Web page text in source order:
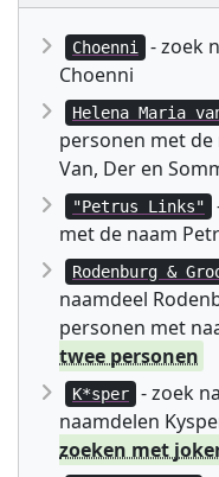
Choenni
- zoek
Choenni
Helena Maria
personen met de
Van, Der en
"Petrus Links"
met de naam
Rodenburg &
naamdeel
personen met
twee personen
K*sper
- zoek
naamdelen
zoeken met